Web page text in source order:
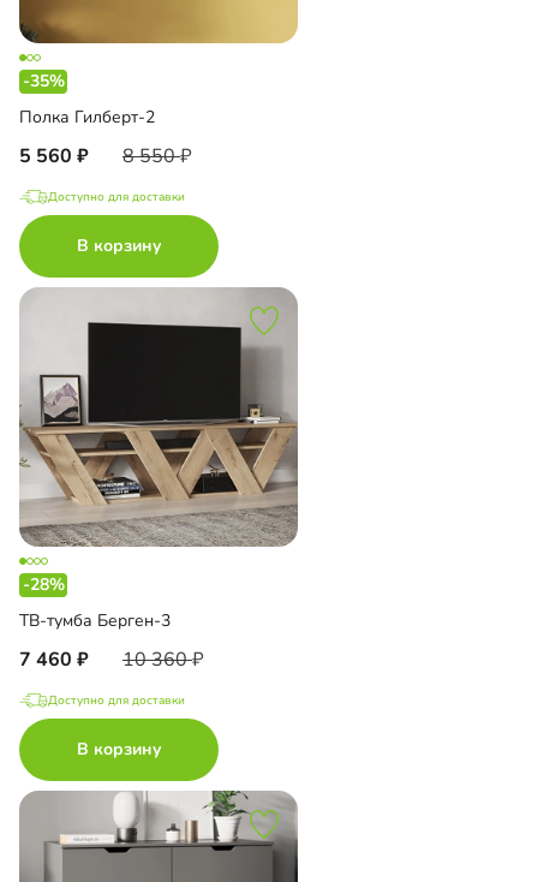
-35%
Полка Гилберт-2
5 560 8 550
Доступно для доставки
В корзину
-28%
ТВ-тумба Берген-3
7 460 10 360
Доступно для доставки
В корзину